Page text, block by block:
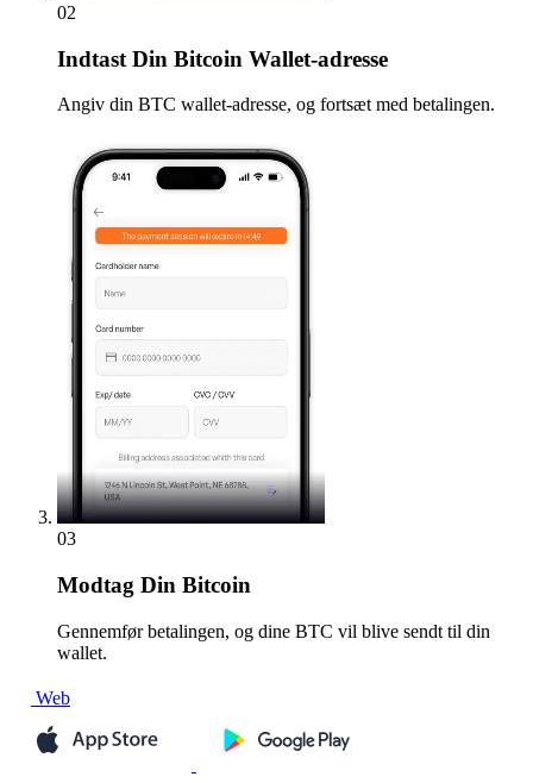
02
Indtast Din Bitcoin Wallet-adresse
Angiv din BTC wallet-adresse, og fortsæt med betalingen.
03
Modtag Din Bitcoin
Gennemfør betalingen, og dine BTC vil blive sendt til din
wallet.
Web